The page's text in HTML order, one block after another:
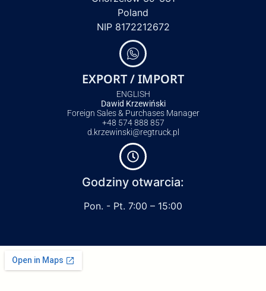
Poland
NIP 8172212672
EXPORT / IMPORT
ENGLISH
Dawid Krzewiński
Foreign Sales & Purchases Manager
+48 574 888 857
d.krzewinski@regtruck.pl
Godziny otwarcia:
Pon. - Pt. 7:00 – 15:00